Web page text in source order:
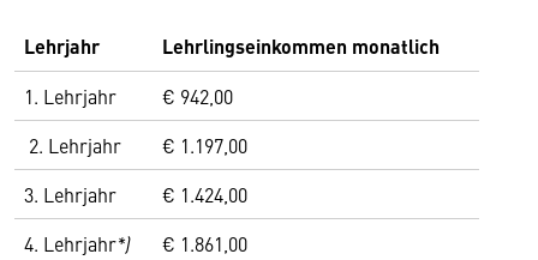
Lehrjahr Lehrlingseinkommen monatlich
1. Lehrjahr
€ 942,00
2. Lehrjahr
€ 1.197,00
3. Lehrjahr
€ 1.424,00
4. Lehrjahr*) € 1.861,00